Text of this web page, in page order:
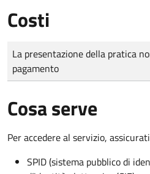
Costi
Tipo di pagamento
Importo
La presentazione della pratica
pagamento
Cosa serve
Per accedere al servizio,
SPID (sistema pubblico di